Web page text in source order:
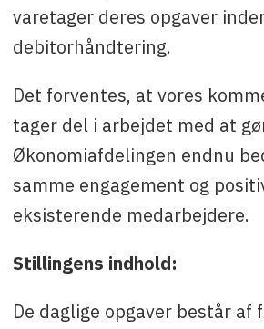
varetager deres opgaver
debitorhåndtering.
Det forventes, at vores
tager del i arbejdet med at
Økonomiafdelingen endnu
samme engagement og
eksisterende medarbejdere.
Stillingens indhold:
De daglige opgaver består af